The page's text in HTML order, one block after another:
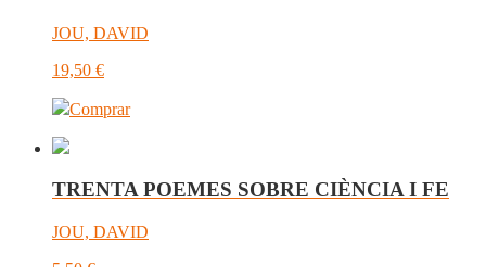
JOU, DAVID
19,50 €
Comprar
TRENTA POEMES SOBRE CIÈNCIA I FE
JOU, DAVID